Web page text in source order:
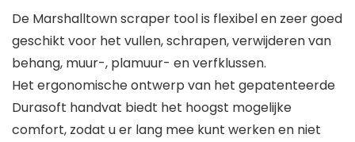
De Marshalltown scraper tool is flexibel en zeer goed
geschikt voor het vullen, schrapen, verwijderen van
behang, muur-, plamuur- en verfklussen.
Het ergonomische ontwerp van het gepatenteerde
Durasoft handvat biedt het hoogst mogelijke
comfort, zodat u er lang mee kunt werken en niet